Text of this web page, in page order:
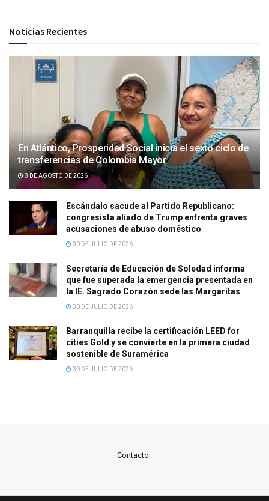
Noticias Recientes
En Atlántico, Prosperidad Social inicia el sexto ciclo de
transferencias de Colombia Mayor
3 DE AGOSTO DE 2026
Escándalo sacude al Partido Republicano:
congresista aliado de Trump enfrenta graves
acusaciones de abuso doméstico
30 DE JULIO DE 2026
Secretaría de Educación de Soledad informa
que fue superada la emergencia presentada en
la IE. Sagrado Corazón sede las Margaritas
30 DE JULIO DE 2026
Barranquilla recibe la certificación LEED for
cities Gold y se convierte en la primera ciudad
sostenible de Suramérica
30 DE JULIO DE 2026
Contacto